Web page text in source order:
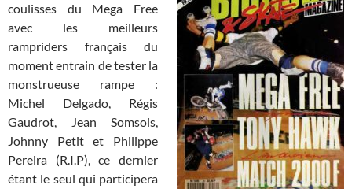
coulisses du Mega Free
avec les meilleurs
rampriders français du
moment entrain de tester la
monstrueuse rampe :
Michel Delgado, Régis
Gaudrot, Jean Somsois,
Johnny Petit et Philippe
Pereira (R.I.P), ce dernier
étant le seul qui participera